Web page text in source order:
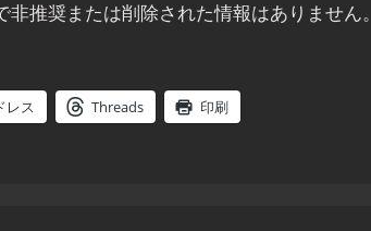
推奨または削除された情報はありません。
レス Threads 印刷